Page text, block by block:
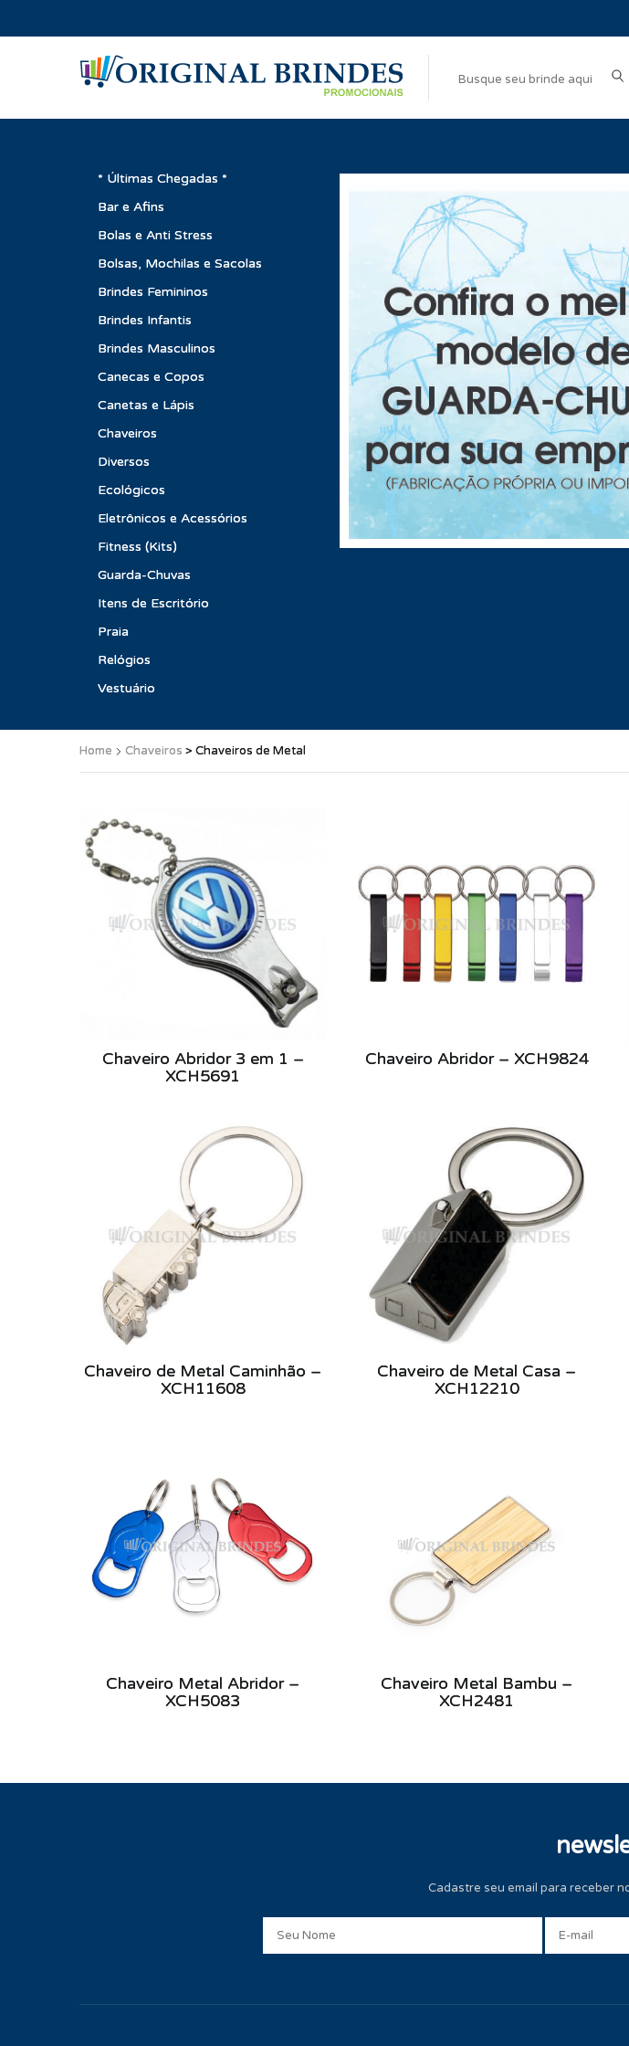
* Últimas Chegadas *
Bar e Afins
Bolas e Anti Stress
Bolsas, Mochilas e Sacolas
Brindes Femininos
Brindes Infantis
Brindes Masculinos
Canecas e Copos
Canetas e Lápis
Chaveiros
Diversos
Ecológicos
Eletrônicos e Acessórios
Fitness (Kits)
Guarda-Chuvas
Itens de Escritório
Praia
Relógios
Vestuário
Home Chaveiros > Chaveiros de Metal
Chaveiro Abridor 3 em 1 –
XCH5691
Chaveiro Abridor – XCH9824
Chaveiro de Metal Caminhão –
XCH11608
Chaveiro de Metal Casa –
XCH12210
Chaveiro Metal Abridor –
XCH5083
Chaveiro Metal Bambu –
XCH2481
Cadastre seu email para receber